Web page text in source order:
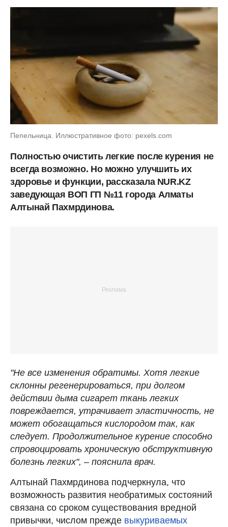
Пепельница. Иллюстративное фото: pexels.com
Полностью очистить легкие после курения не
всегда возможно. Но можно улучшить их
здоровье и функции, рассказала NUR.KZ
заведующая ВОП ГП №11 города Алматы
Алтынай Пахмрдинова.
"Не все изменения обратимы. Хотя легкие
склонны регенерироваться, при долгом
действии дыма сигарет ткань легких
повреждается, утрачивает эластичность, не
может обогащаться кислородом так, как
следует. Продолжительное курение способно
спровоцировать хроническую обструктивную
болезнь легких", – пояснила врач.
Алтынай Пахмрдинова подчеркнула, что
возможность развития необратимых состояний
связана со сроком существования вредной
привычки, числом прежде выкуриваемых